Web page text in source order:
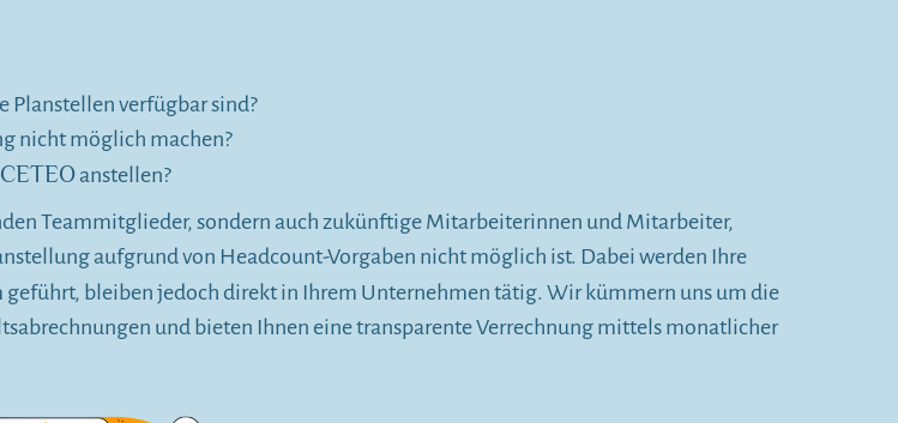
verfügbar sind?
nicht möglich machen?
CETEO anstellen?
Teammitglieder, sondern auch zukünftige Mitarbeiterinnen und Mitarbeiter,
aufgrund von Headcount-Vorgaben nicht möglich ist. Dabei werden Ihre
geführt, bleiben jedoch direkt in Ihrem Unternehmen tätig. Wir kümmern uns um die
und bieten Ihnen eine transparente Verrechnung mittels monatlicher